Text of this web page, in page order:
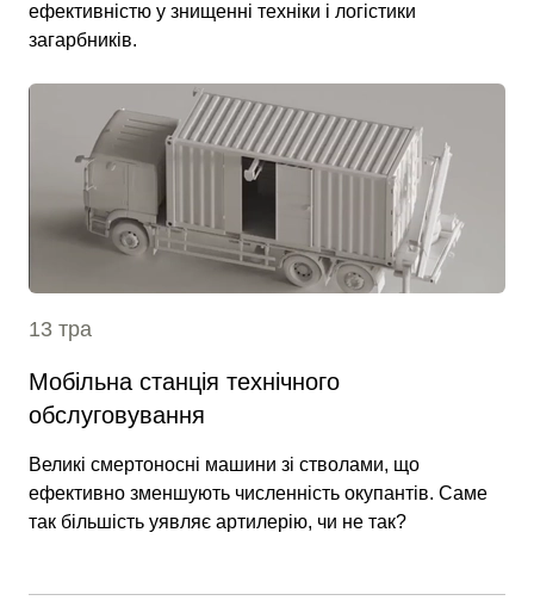
ефективністю у знищенні техніки і логістики
загарбників.
13 тра
Мобільна станція технічного
обслуговування
Великі смертоносні машини зі стволами, що
ефективно зменшують численність окупантів. Саме
так більшість уявляє артилерію, чи не так?